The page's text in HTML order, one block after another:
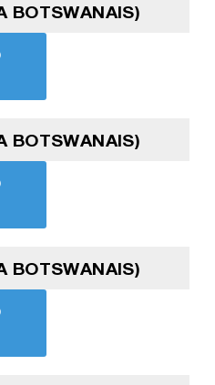
BOTSWANAIS)
BOTSWANAIS)
BOTSWANAIS)